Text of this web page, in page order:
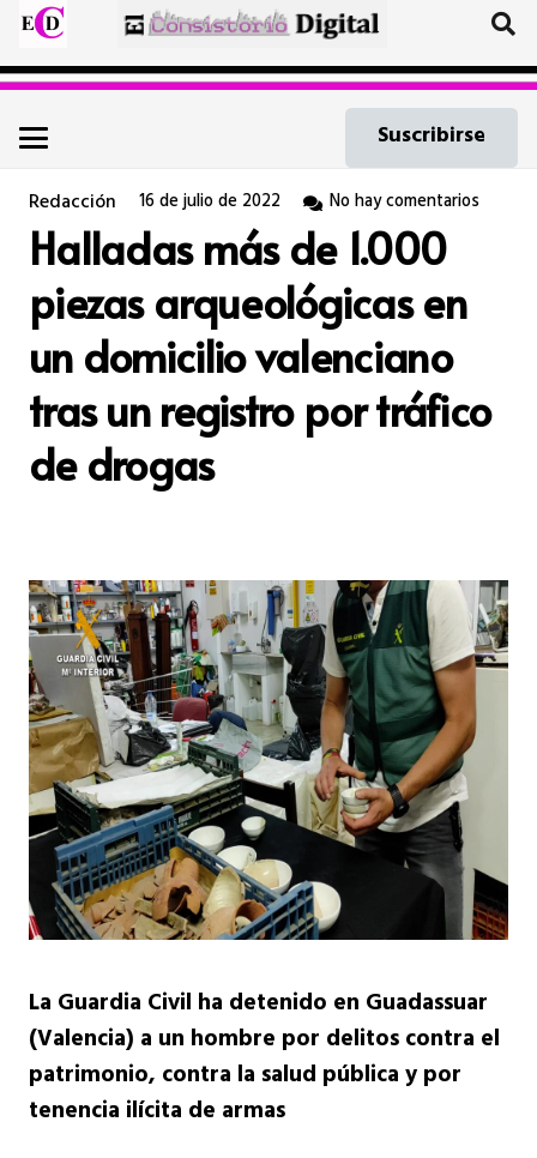
Suscribirse
Redacción 16 de julio de 2022 No hay comentarios
Halladas más de 1.000
piezas arqueológicas en
un domicilio valenciano
tras un registro por tráfico
de drogas
La Guardia Civil ha detenido en Guadassuar
(Valencia) a un hombre por delitos contra el
patrimonio, contra la salud pública y por
tenencia ilícita de armas